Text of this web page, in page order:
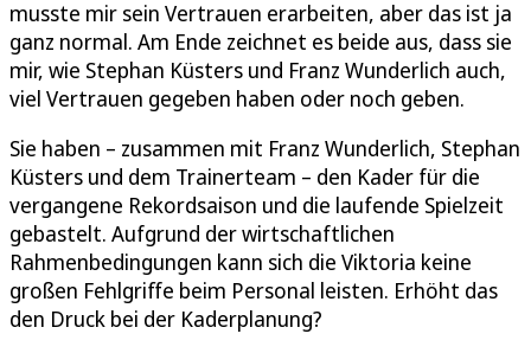
musste mir sein Vertrauen erarbeiten, aber das ist ja
ganz normal. Am Ende zeichnet es beide aus, dass sie
mir, wie Stephan Küsters und Franz Wunderlich auch,
viel Vertrauen gegeben haben oder noch geben.
Sie haben – zusammen mit Franz Wunderlich, Stephan
Küsters und dem Trainerteam – den Kader für die
vergangene Rekordsaison und die laufende Spielzeit
gebastelt. Aufgrund der wirtschaftlichen
Rahmenbedingungen kann sich die Viktoria keine
großen Fehlgriffe beim Personal leisten. Erhöht das
den Druck bei der Kaderplanung?